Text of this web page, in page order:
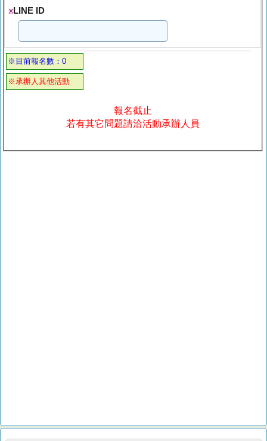
※LINE ID
※目前報名數：0
※承辦人其他活動
報名截止
若有其它問題請洽活動承辦人員